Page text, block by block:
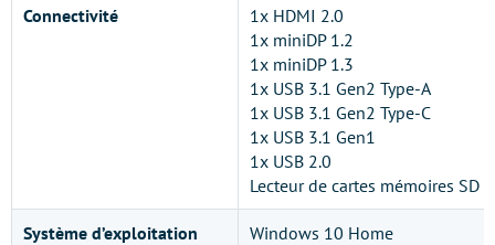
Connectivité
1x HDMI 2.0
1x miniDP 1.2
1x miniDP 1.3
1x USB 3.1 Gen2 Type-A
1x USB 3.1 Gen2 Type-C
1x USB 3.1 Gen1
1x USB 2.0
Lecteur de cartes mémoires SD
Système d’exploitation Windows 10 Home